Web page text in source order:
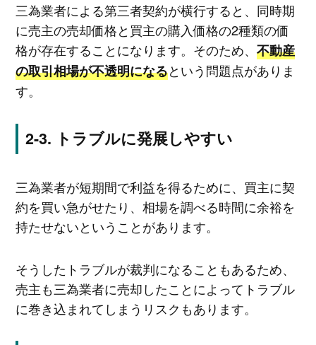
三為業者による第三者契約が横行すると、同時期
に売主の売却価格と買主の購入価格の2種類の価
格が存在することになります。そのため、 不動産
の取引相場が不透明になるという問題点がありま
す。
トラブルに発展しやすい
三為業者が短期間で利益を得るために、買主に契
約を買い急がせたり、相場を調べる時間に余裕を
持たせないということがあります。
そうしたトラブルが裁判になることもあるため、
売主も三為業者に売却したことによってトラブル
に巻き込まれてしまうリスクもあります。